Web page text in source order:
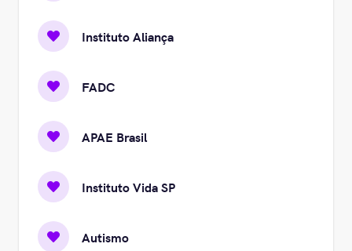
Instituto Aliança
FADC
APAE Brasil
Instituto Vida SP
Autismo